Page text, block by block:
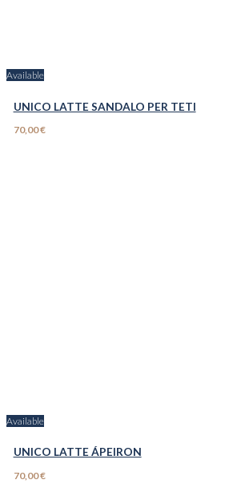
Available
UNICO LATTE SANDALO PER TETI
70,00 €
Available
UNICO LATTE ÁPEIRON
70,00 €